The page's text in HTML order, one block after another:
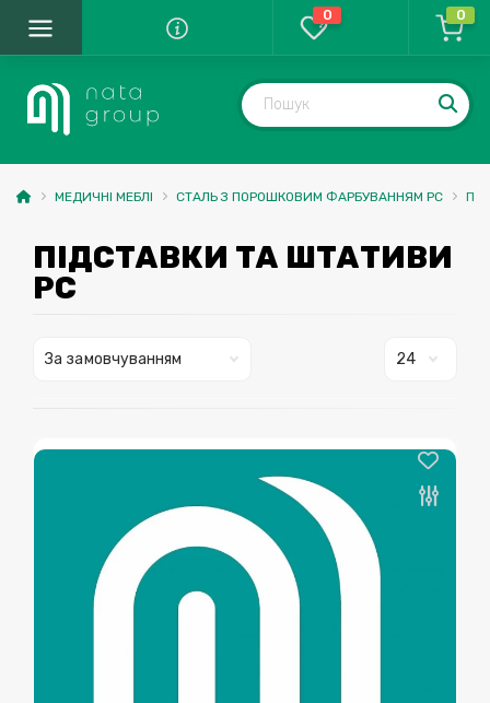
0 0
МЕДИЧНІ МЕБЛІ СТАЛЬ З ПОРОШКОВИМ ФАРБУВАННЯМ PС
ПІДСТАВКИ ТА ШТАТИВИ
PC